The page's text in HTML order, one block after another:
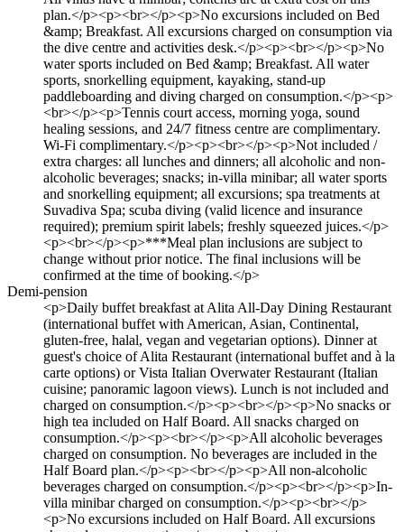
plan.</p><p><br></p><p>No excursions included on Bed
&amp; Breakfast. All excursions charged on consumption via
the dive centre and activities desk.</p><p><br></p><p>No
water sports included on Bed &amp; Breakfast. All water
sports, snorkelling equipment, kayaking, stand-up
paddleboarding and diving charged on consumption.</p><p>
<br></p><p>Tennis court access, morning yoga, sound
healing sessions, and 24/7 fitness centre are complimentary.
Wi-Fi complimentary.</p><p><br></p><p>Not included /
extra charges: all lunches and dinners; all alcoholic and non-
alcoholic beverages; snacks; in-villa minibar; all water sports
and snorkelling equipment; all excursions; spa treatments at
Suvadiva Spa; scuba diving (valid licence and insurance
required); premium spirit labels; freshly squeezed juices.</p>
<p><br></p><p>***Meal plan inclusions are subject to
change without prior notice. The final inclusions will be
confirmed at the time of booking.</p>
Demi-pension
<p>Daily buffet breakfast at Alita All-Day Dining Restaurant
(international buffet with American, Asian, Continental,
gluten-free, halal, vegan and vegetarian options). Dinner at
guest's choice of Alita Restaurant (international buffet and à la
carte options) or Vista Italian Overwater Restaurant (Italian
cuisine; panoramic lagoon views). Lunch is not included and
charged on consumption.</p><p><br></p><p>No snacks or
high tea included on Half Board. All snacks charged on
consumption.</p><p><br></p><p>All alcoholic beverages
charged on consumption. No beverages are included in the
Half Board plan.</p><p><br></p><p>All non-alcoholic
beverages charged on consumption.</p><p><br></p><p>In-
villa minibar charged on consumption.</p><p><br></p>
<p>No excursions included on Half Board. All excursions